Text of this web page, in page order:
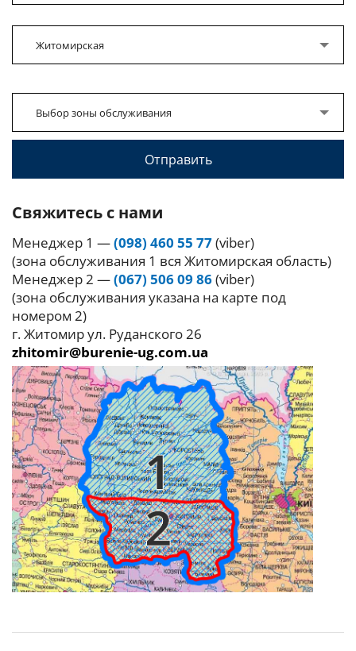
Житомирская
Выбор зоны обслуживания
Свяжитесь с нами
Менеджер 1 —(098) 460 55 77(viber)
(зона обслуживания 1 вся Житомирская область)
Менеджер 2 —(067) 506 09 86(viber)
(зона обслуживания указана на карте под
номером 2)
г. Житомир ул. Руданского 26
zhitomir@burenie-ug.com.ua